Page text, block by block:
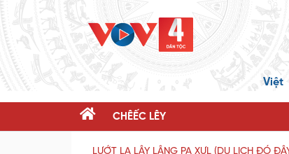
Việt
CHÊẾC LÊY
LƯỚT LA LÂY LÂNG PA XƯL (DU LỊCH ĐÓ